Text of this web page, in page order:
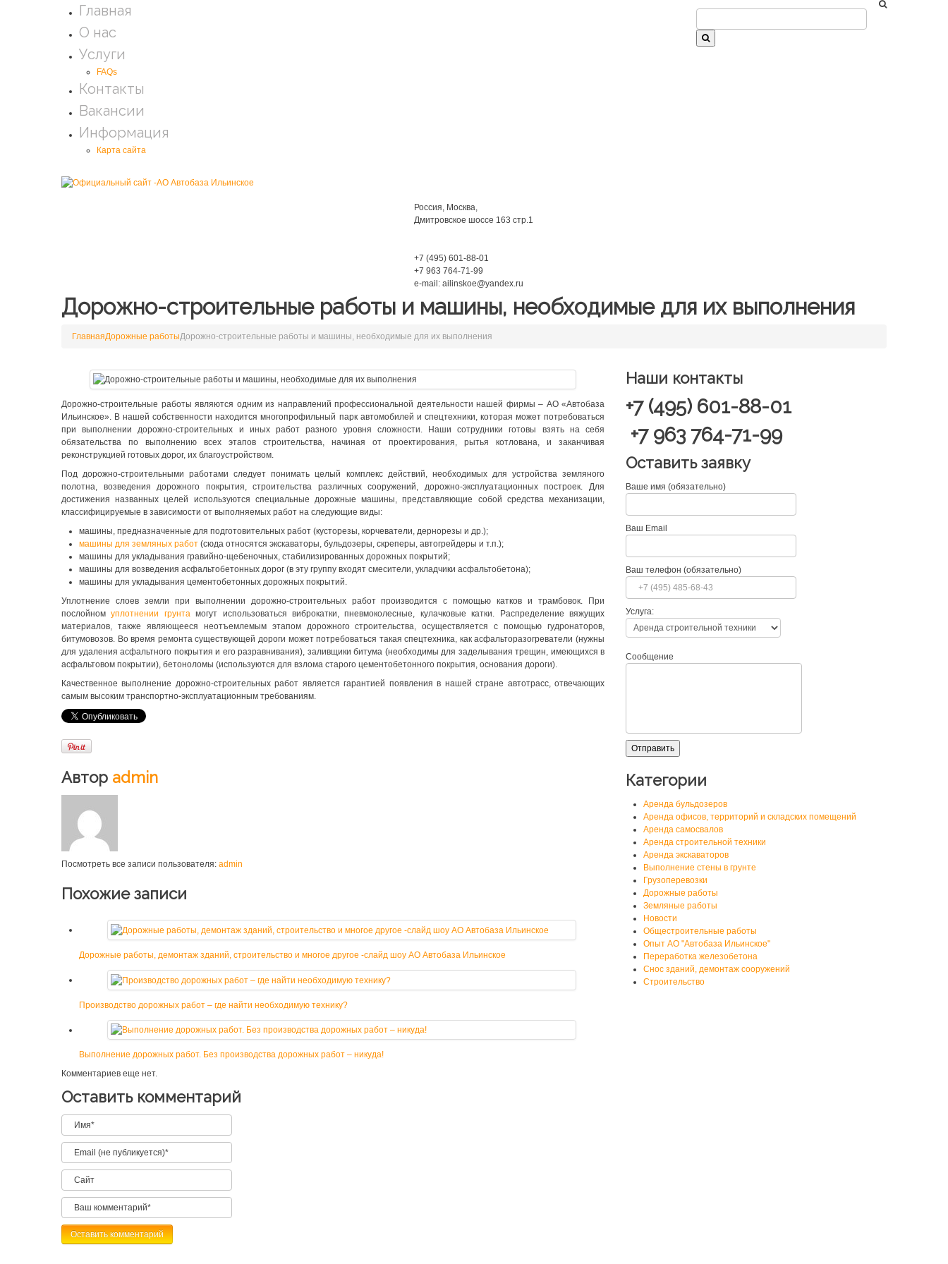
Главная
О нас
Услуги
FAQs
Контакты
Вакансии
Информация
Карта сайта
Россия, Москва,
Дмитровское шоссе 163 стр.1
+7 (495) 601-88-01
+7 963 764-71-99
e-mail: ailinskoe@yandex.ru
Дорожно-строительные работы и машины, необходимые для их выполнения
ГлавнаяДорожные работыДорожно-строительные работы и машины, необходимые для их выполнения
Дорожно-строительные работы являются одним из направлений профессиональной деятельности нашей фирмы – АО «Автобаза
Ильинское». В нашей собственности находится многопрофильный парк автомобилей и спецтехники, которая может потребоваться
при выполнении дорожно-строительных и иных работ разного уровня сложности. Наши сотрудники готовы взять на себя
обязательства по выполнению всех этапов строительства, начиная от проектирования, рытья котлована, и заканчивая
реконструкцией готовых дорог, их благоустройством.
Под дорожно-строительными работами следует понимать целый комплекс действий, необходимых для устройства земляного
полотна, возведения дорожного покрытия, строительства различных сооружений, дорожно-эксплуатационных построек. Для
достижения названных целей используются специальные дорожные машины, представляющие собой средства механизации,
классифицируемые в зависимости от выполняемых работ на следующие виды:
машины, предназначенные для подготовительных работ (кусторезы, корчеватели, дернорезы и др.);
машины для земляных работ (сюда относятся экскаваторы, бульдозеры, скреперы, автогрейдеры и т.п.);
машины для укладывания гравийно-щебеночных, стабилизированных дорожных покрытий;
машины для возведения асфальтобетонных дорог (в эту группу входят смесители, укладчики асфальтобетона);
машины для укладывания цементобетонных дорожных покрытий.
Уплотнение слоев земли при выполнении дорожно-строительных работ производится с помощью катков и трамбовок. При
послойномуплотнении грунтамогут использоваться виброкатки, пневмоколесные, кулачковые катки. Распределение вяжущих
материалов, также являющееся неотъемлемым этапом дорожного строительства, осуществляется с помощью гудронаторов,
битумовозов. Во время ремонта существующей дороги может потребоваться такая спецтехника, как асфальторазогреватели (нужны
для удаления асфальтного покрытия и его разравнивания), заливщики битума (необходимы для заделывания трещин, имеющихся в
асфальтовом покрытии), бетоноломы (используются для взлома старого цементобетонного покрытия, основания дороги).
Качественное выполнение дорожно-строительных работ является гарантией появления в нашей стране автотрасс, отвечающих
самым высоким транспортно-эксплуатационным требованиям.
Автор admin
Посмотреть все записи пользователя: admin
Похожие записи
Дорожные работы, демонтаж зданий, строительство и многое другое -слайд шоу АО Автобаза Ильинское
Производство дорожных работ – где найти необходимую технику?
Выполнение дорожных работ. Без производства дорожных работ – никуда!
Комментариев еще нет.
Оставить комментарий
Наши контакты
+7 (495) 601-88-01
+7 963 764-71-99
Оставить заявку
Ваше имя (обязательно)
Ваш Email
Ваш телефон (обязательно)
Услуга:
Сообщение
Категории
Аренда бульдозеров
Аренда офисов, территорий и складских помещений
Аренда самосвалов
Аренда строительной техники
Аренда экскаваторов
Выполнение стены в грунте
Грузоперевозки
Дорожные работы
Земляные работы
Новости
Общестроительные работы
Опыт АО "Автобаза Ильинское"
Переработка железобетона
Снос зданий, демонтаж сооружений
Строительство